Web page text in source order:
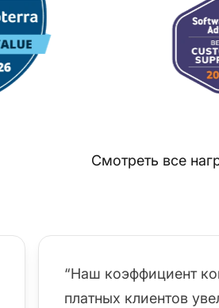
Смотреть все
“Наш коэффициент
платных клиентов